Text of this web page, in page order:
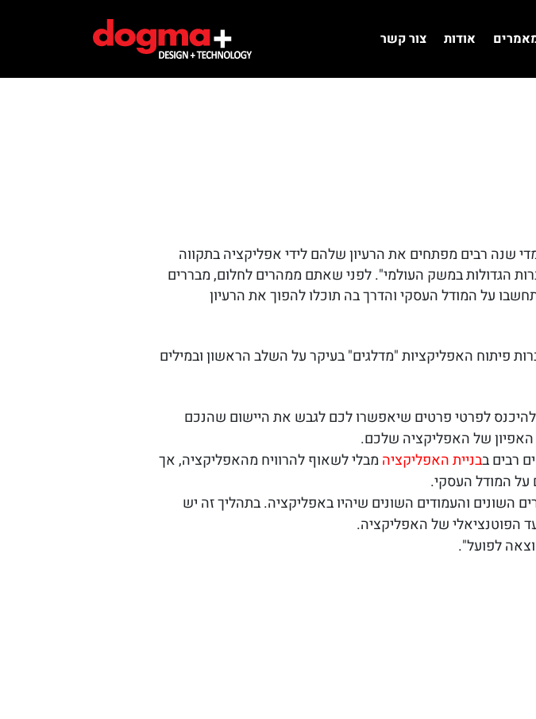
אודות צור קשר
שנה רבים מפתחים את הרעיון שלהם לידי אפליקציה בתקווה
הגדולות במשק העולמי". לפני שאתם ממהרים לחלום, מבררים
על המודל העסקי והדרך בה תוכלו להפוך את הרעיון
פיתוח האפליקציות "מדלגים" בעיקר על השלב הראשון ובמילים
להיכנס לפרטי פרטים שיאפשרו לכם לגבש את היישום שהנכם
האפיון של האפליקציה שלכם.
רבים בבניית האפליקציה מבלי לשאוף להרוויח מהאפליקציה, אך
על המודל העסקי.
השונים והעמודים השונים שיהיו באפליקציה. בתהליך זה יש
הפוטנציאלי של האפליקציה.
לפועל".